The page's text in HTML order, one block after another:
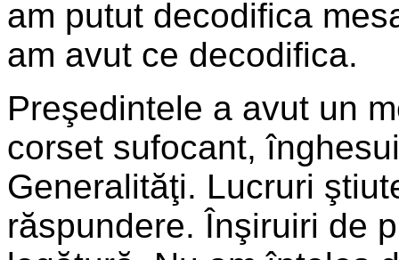
am putut decodifica
am avut ce decodifica.
Preşedintele a avut un
corset sufocant,
Generalităţi. Lucruri
răspundere. Înşiruiri de